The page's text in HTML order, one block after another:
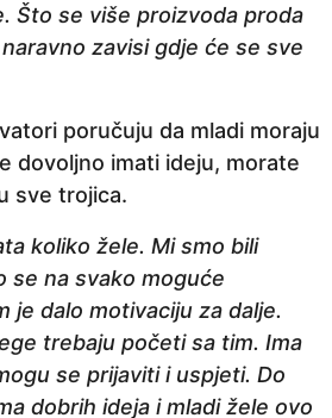
Što se više proizvoda proda
zavisi gdje će se sve
poručuju da mladi moraju
dovoljno imati ideju, morate
sve trojica.
koliko žele. Mi smo bili
se na svako moguće
je dalo motivaciju za dalje.
trebaju početi sa tim. Ima
se prijaviti i uspjeti. Do
dobrih ideja i mladi žele ovo